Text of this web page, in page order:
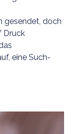
gesendet, doch
Druck
eine Such-